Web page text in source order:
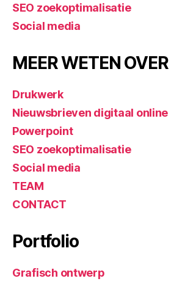
SEO zoekoptimalisatie
Social media
MEER WETEN
Drukwerk
Nieuwsbrieven digitaal online
Powerpoint
SEO zoekoptimalisatie
Social media
TEAM
CONTACT
Portfolio
Grafisch ontwerp